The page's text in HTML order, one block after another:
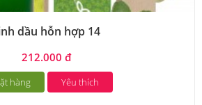
dầu hỗn hợp 14
212.000 đ
hàng Yêu thích